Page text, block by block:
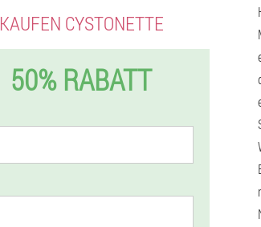
KAUFEN CYSTONETTE
50% RABATT